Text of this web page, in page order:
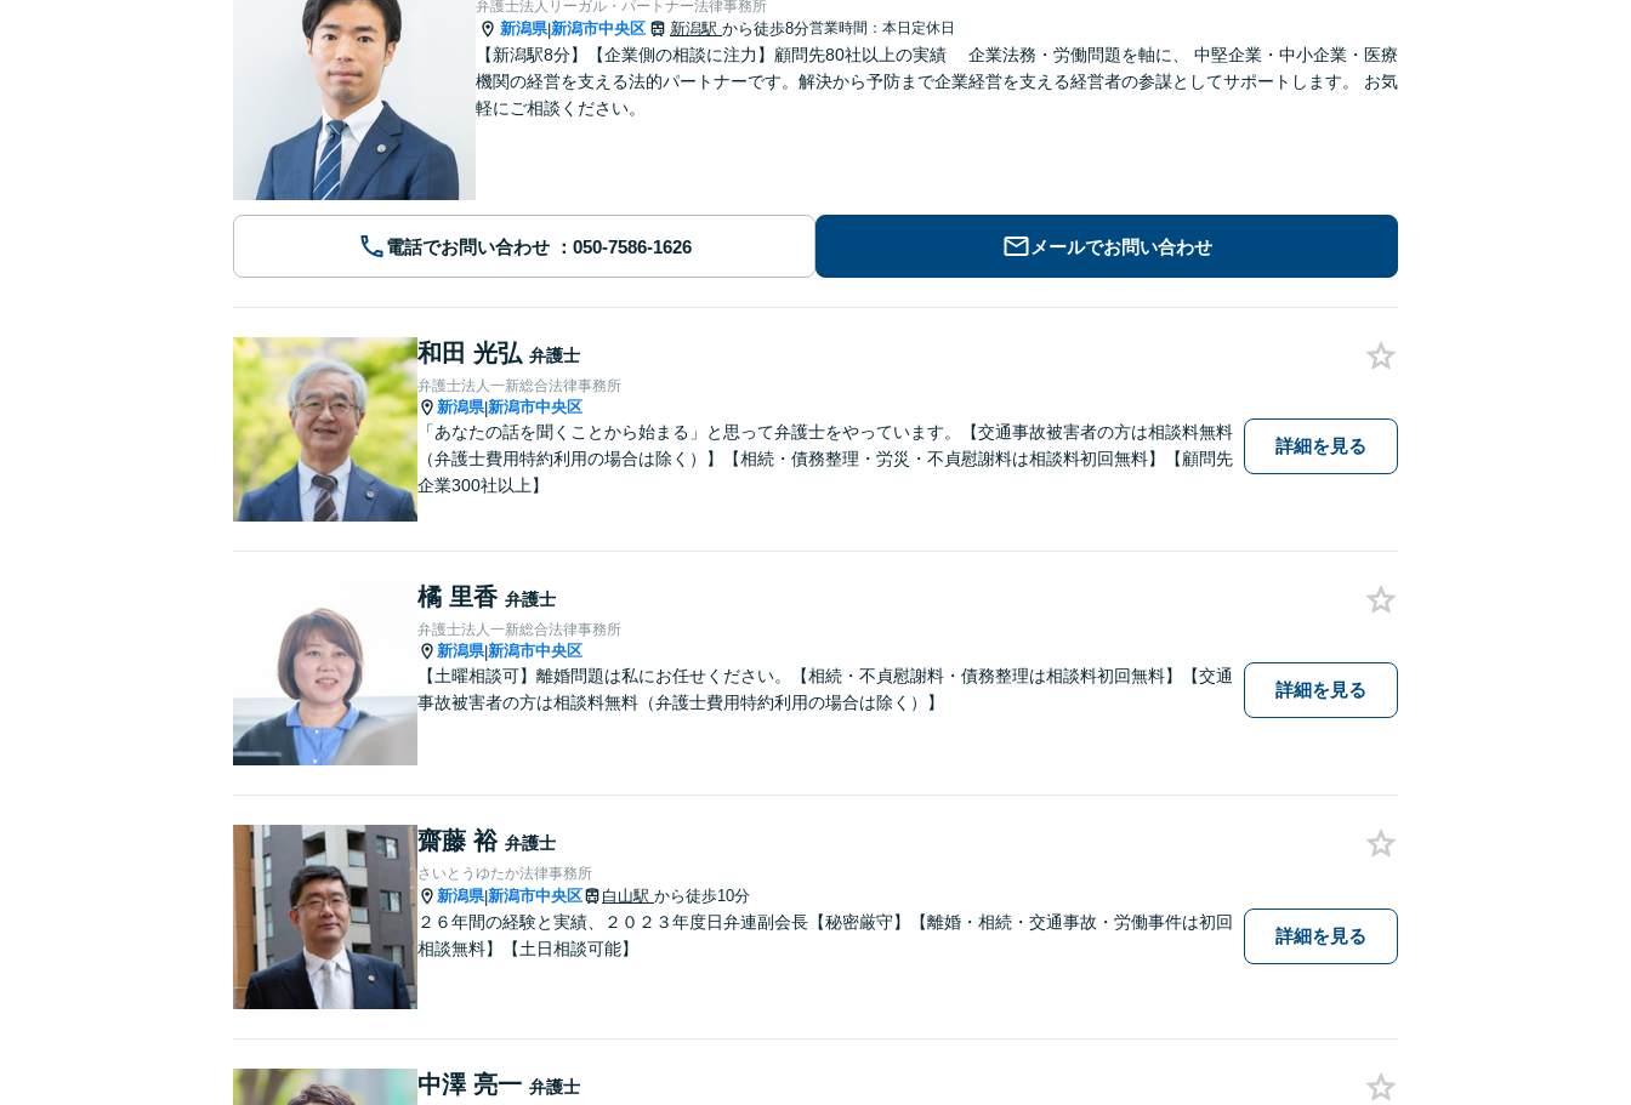
弁護士法人リーガル・パートナー法律事務所
新潟県|新潟市中央区 新潟駅 から徒歩8分営業時間：本日定休日
【新潟駅8分】【企業側の相談に注力】顧問先80社以上の実績 企業法務・労働問題を軸に、 中堅企業・中小企業・医療
機関の経営を支える法的パートナーです。解決から予防まで企業経営を支える経営者の参謀としてサポートします。 お気
軽にご相談ください。
電話でお問い合わせ メールでお問い合わせ
和田 光弘 弁護士
弁護士法人一新総合法律事務所
新潟県|新潟市中央区
「あなたの話を聞くことから始まる」と思って弁護士をやっています。【交通事故被害者の方は相談料無料
（弁護士費用特約利用の場合は除く）】【相続・債務整理・労災・不貞慰謝料は相談料初回無料】【顧問先
企業300社以上】
詳細を見る
橘 里香 弁護士
弁護士法人一新総合法律事務所
新潟県|新潟市中央区
【土曜相談可】離婚問題は私にお任せください。【相続・不貞慰謝料・債務整理は相談料初回無料】【交通
事故被害者の方は相談料無料（弁護士費用特約利用の場合は除く）】
詳細を見る
齋藤 裕 弁護士
さいとうゆたか法律事務所
新潟県|新潟市中央区 白山駅 から徒歩10分
２６年間の経験と実績、２０２３年度日弁連副会長【秘密厳守】【離婚・相続・交通事故・労働事件は初回
相談無料】【土日相談可能】
詳細を見る
中澤 亮一 弁護士